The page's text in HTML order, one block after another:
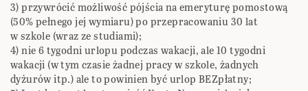
‎3) przywrócić możliwość pójścia na emeryturę pomostową
(50% pełnego jej wymiaru) po ‎przepracowaniu 30 lat
w szkole (wraz ze studiami);‎
‎4) nie 6 tygodni urlopu podczas wakacji, ale 10 tygodni
wakacji (w tym czasie żadnej pracy w ‎szkole, żadnych
dyżurów itp.) ale to powinien być urlop BEZpłatny;‎